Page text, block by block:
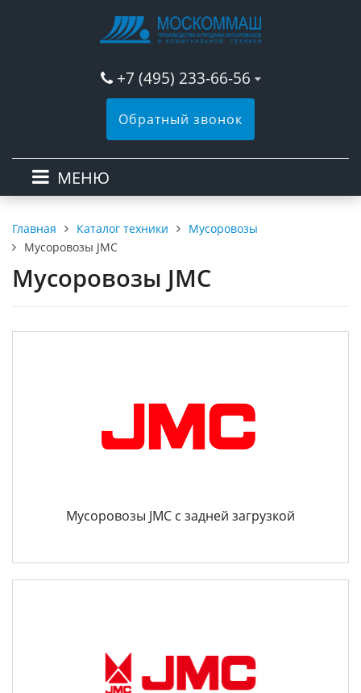
+7 (495) 233-66-56
Обратный звонок
МЕНЮ
Главная Каталог техники
Мусоровозы
Мусоровозы JMC
Мусоровозы JMC
Мусоровозы JMC с задней загрузкой